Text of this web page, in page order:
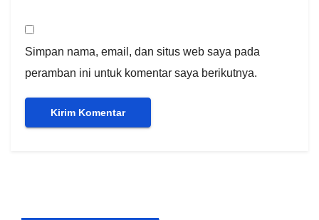
Simpan nama, email, dan situs web saya pada
peramban ini untuk komentar saya berikutnya.